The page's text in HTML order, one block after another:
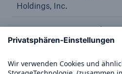
Holdings, Inc.
BR Jersey International
Holdings L.P.
BlackRock Group Limited